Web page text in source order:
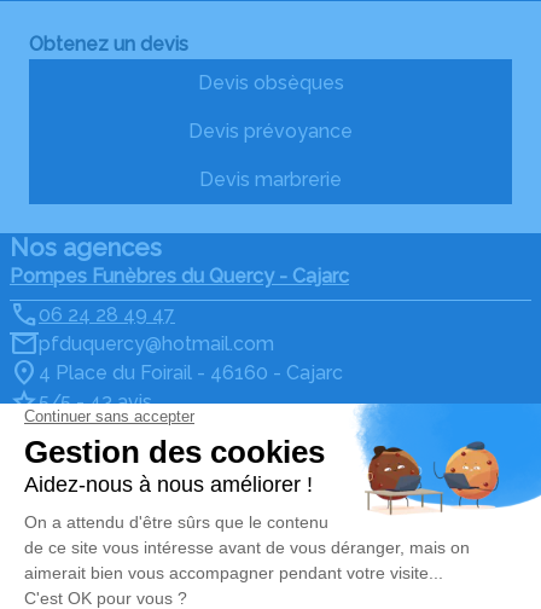
Obtenez un devis
Devis obsèques
Devis prévoyance
Devis marbrerie
Nos agences
Pompes Funèbres du Quercy - Cajarc
06 24 28 49 47
pfduquercy@hotmail.com
4 Place du Foirail - 46160 - Cajarc
5/5 - 43 avis
Pompes Funèbres du Quercy - Limogne
06 24 28 49 47
pfduquercy@hotmail.com
185 Rue de Lescure - 46260 - Limogne-en-Quercy
5/5 - 14 avis
Nos Services